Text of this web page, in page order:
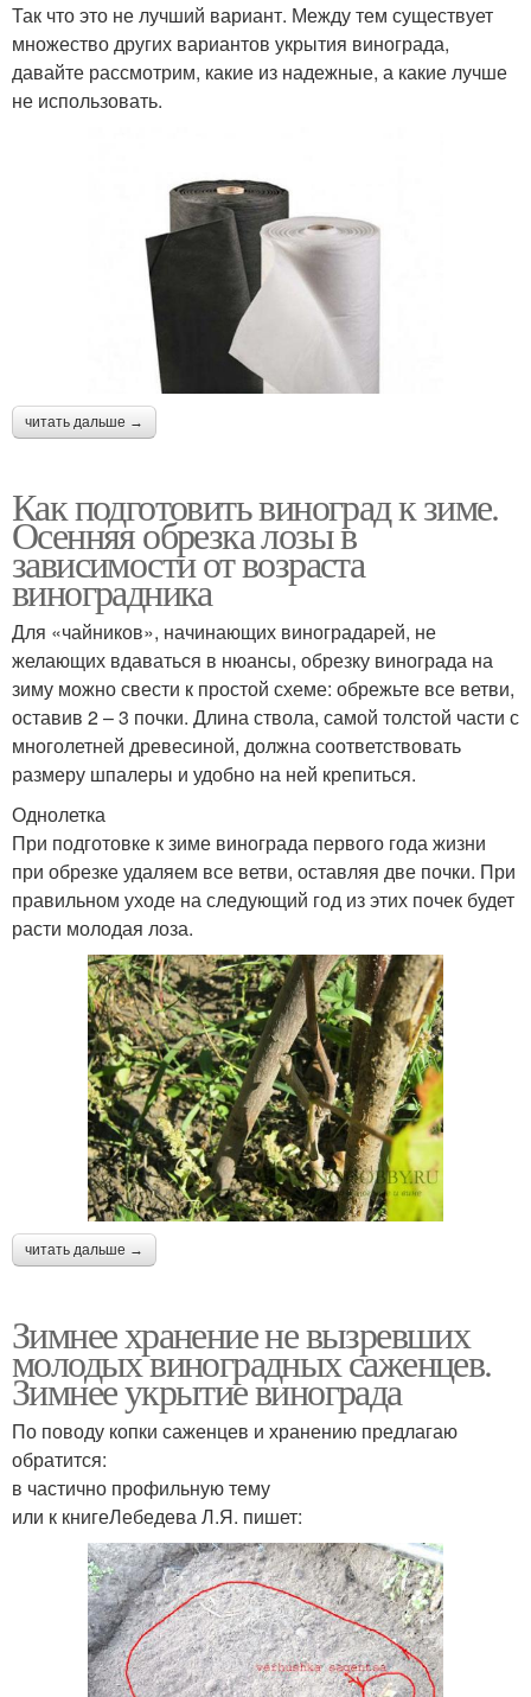
Так что это не лучший вариант. Между тем существует
множество других вариантов укрытия винограда,
давайте рассмотрим, какие из надежные, а какие лучше
не использовать.
читать дальше →
Как подготовить виноград к зиме.
Осенняя обрезка лозы в
зависимости от возраста
виноградника
Для «чайников», начинающих виноградарей, не
желающих вдаваться в нюансы, обрезку винограда на
зиму можно свести к простой схеме: обрежьте все ветви,
оставив 2 – 3 почки. Длина ствола, самой толстой части с
многолетней древесиной, должна соответствовать
размеру шпалеры и удобно на ней крепиться.
Однолетка
При подготовке к зиме винограда первого года жизни
при обрезке удаляем все ветви, оставляя две почки. При
правильном уходе на следующий год из этих почек будет
расти молодая лоза.
читать дальше →
Зимнее хранение не вызревших
молодых виноградных саженцев.
Зимнее укрытие винограда
По поводу копки саженцев и хранению предлагаю
обратится:
в частично профильную тему
или к книгеЛебедева Л.Я. пишет: